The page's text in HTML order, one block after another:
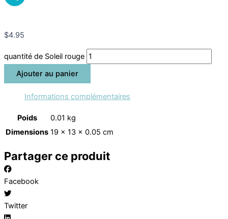
$4.95
quantité de Soleil rouge
Ajouter au panier
Informations complémentaires
Poids
0.01 kg
Dimensions 19 × 13 × 0.05 cm
Partager ce produit
Facebook
Twitter